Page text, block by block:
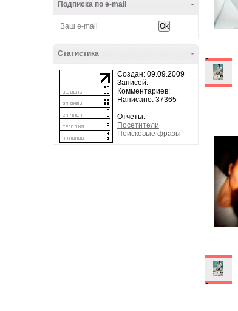
-
Подписка по e-mail
-
Статистика
Создан: 09.09.2009
Записей:
Комментариев:
Написано: 37365
Отчеты:
Посетители
Поисковые фразы